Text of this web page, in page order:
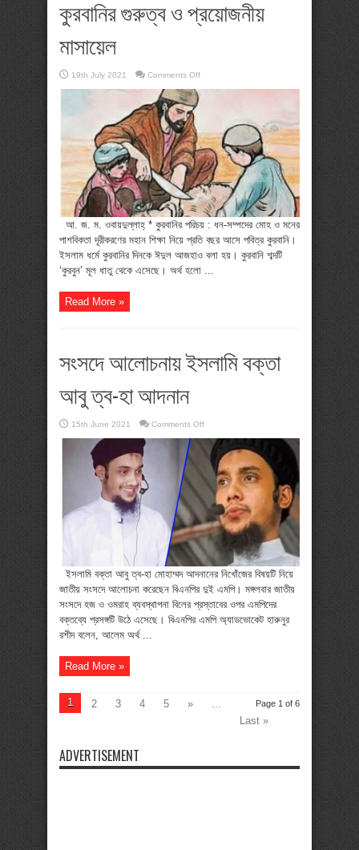
কুরবানির গুরুত্ব ও প্রয়োজনীয়
মাসায়েল
19th July 2021 Comments Offon
আ. জ. ম. ওবায়দুল্লাহ্ * কুরবানির পরিচয় : ধন-সম্পদের মোহ ও মনের
পাশবিকতা দূরীকরণের মহান শিক্ষা নিয়ে প্রতি বছর আসে পবিত্র কুরবানি।
ইসলাম ধর্মে কুরবানির দিনকে ঈদুল আজহাও বলা হয়। কুরবানি শব্দটি
‘কুরবুন’ মূল ধাতু থেকে এসেছে। অর্থ হলো ...
Read More »
সংসদে আলোচনায় ইসলামি বক্তা
আবু ত্ব-হা আদনান
15th June 2021 Comments Offon
আলোচনায়
ইসলামি
বক্তা
আবু
হা
ইসলামি বক্তা আবু ত্ব-হা মোহাম্মদ আদনানের নিখোঁজের বিষয়টি নিয়ে
জাতীয় সংসদে আলোচনা করেছেন বিএনপির দুই এমপি। মঙ্গলবার জাতীয়
সংসদে হজ ও ওমরাহ ব্যবস্থাপনা বিলের প্রস্তাবের ওপর এমপিদের
বক্তব্যে প্রসঙ্গটি উঠে এসেছে। বিএনপির এমপি অ্যাডভোকেট হারুনুর
রশীদ বলেন, আলেম অর্থ ...
Read More »
Page 1 of 6
1 2 3 4 5 »
...
Last »
ADVERTISEMENT